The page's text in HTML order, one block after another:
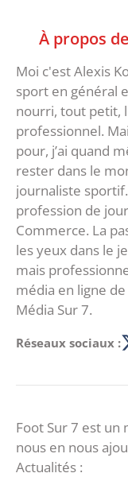
À propos
Moi c'est Alexis
sport en général
nourri, tout petit,
professionnel.
pour, j’ai quand
rester dans le
journaliste
profession de
Commerce. La
les yeux dans le
mais
média en ligne
Média Sur 7.
Réseaux sociaux :
Foot Sur 7 est un
nous en nous
Actualités :